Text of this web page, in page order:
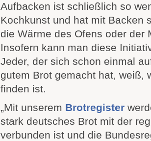
Aufbacken ist schließlich so
Kochkunst und hat mit Backen
die Wärme des Ofens oder der
Insofern kann man diese
Jeder, der sich schon einmal
gutem Brot gemacht hat, weiß,
finden ist.
„Mit unserem Brotregister
stark deutsches Brot mit der
verbunden ist und die